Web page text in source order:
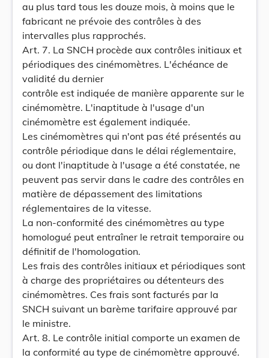
au plus tard tous les douze mois, à moins que le
fabricant ne prévoie des contrôles à des
intervalles plus rapprochés.
Art. 7. La SNCH procède aux contrôles initiaux et
périodiques des cinémomètres. L'échéance de
validité du dernier
contrôle est indiquée de manière apparente sur le
cinémomètre. L'inaptitude à l'usage d'un
cinémomètre est également indiquée.
Les cinémomètres qui n'ont pas été présentés au
contrôle périodique dans le délai réglementaire,
ou dont l'inaptitude à l'usage a été constatée, ne
peuvent pas servir dans le cadre des contrôles en
matière de dépassement des limitations
réglementaires de la vitesse.
La non-conformité des cinémomètres au type
homologué peut entraîner le retrait temporaire ou
définitif de l'homologation.
Les frais des contrôles initiaux et périodiques sont
à charge des propriétaires ou détenteurs des
cinémomètres. Ces frais sont facturés par la
SNCH suivant un barème tarifaire approuvé par
le ministre.
Art. 8. Le contrôle initial comporte un examen de
la conformité au type de cinémomètre approuvé.